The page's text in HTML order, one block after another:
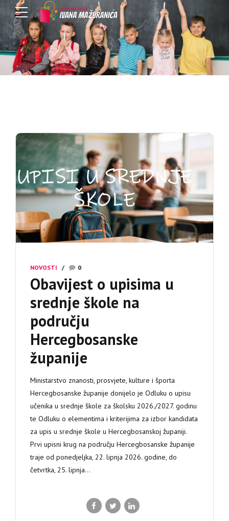
NOVOSTI 0
Obavijest o upisima u
srednje škole na
području
Hercegbosanske
županije
Ministarstvo znanosti, prosvjete, kulture i športa
Hercegbosanske županije donijelo je Odluku o upisu
učenika u srednje škole za školsku 2026./2027. godinu
te Odluku o elementima i kriterijima za izbor kandidata
za upis u srednje škole u Hercegbosanskoj županiji.
Prvi upisni krug na području Hercegbosanske županije
traje od ponedjeljka, 22. lipnja 2026. godine, do
četvrtka, 25. lipnja...